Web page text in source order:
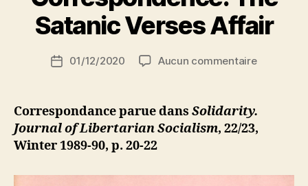
Satanic Verses Affair
S
N
ji
b
Date01/12/2020 Aucun commentairesur
Affair
Correspondance parue dans Solidarity.
Journal of Libertarian Socialism, 22/23,
Winter 1989-90, p. 20-22